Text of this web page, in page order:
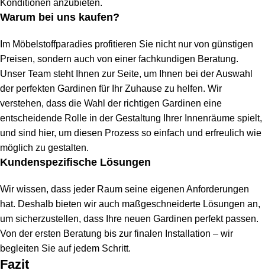
Konditionen anzubieten.
Warum bei uns kaufen?
Im Möbelstoffparadies profitieren Sie nicht nur von günstigen
Preisen, sondern auch von einer fachkundigen Beratung.
Unser Team steht Ihnen zur Seite, um Ihnen bei der Auswahl
der perfekten Gardinen für Ihr Zuhause zu helfen. Wir
verstehen, dass die Wahl der richtigen Gardinen eine
entscheidende Rolle in der Gestaltung Ihrer Innenräume spielt,
und sind hier, um diesen Prozess so einfach und erfreulich wie
möglich zu gestalten.
Kundenspezifische Lösungen
Wir wissen, dass jeder Raum seine eigenen Anforderungen
hat. Deshalb bieten wir auch maßgeschneiderte Lösungen an,
um sicherzustellen, dass Ihre neuen Gardinen perfekt passen.
Von der ersten Beratung bis zur finalen Installation – wir
begleiten Sie auf jedem Schritt.
Fazit